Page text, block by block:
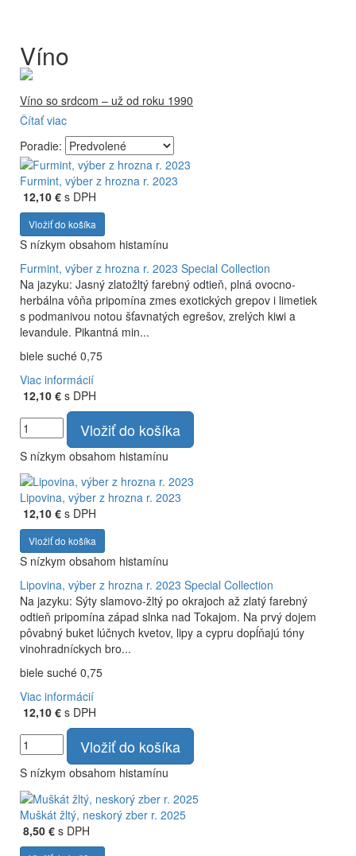
Víno
Víno so srdcom – už od roku 1990
Firma Ostrožovič je najstaršou privátnou firmou na
slovenskom Tokaji.
Vyrábame kvalitné odrodové a výberové vína. Ako prví sme
priniesli na slovenský trh sólo spracované vína z tokajských
odrôd Furmint, Lipovina a Muškát žltý reduktívnou
technológiou. Hrozno spracúvame najmodernejšími
technológiami, vrátane riadenej fermentácie.
Čítať viac
Poradie:
Furmint, výber z hrozna r. 2023
12,10 € s DPH
Vložiť do košíka
S nízkym obsahom histamínu
Furmint, výber z hrozna r. 2023 Special Collection
Na jazyku: Jasný zlatožltý farebný odtieň, plná ovocno-
herbálna vôňa pripomína zmes exotických grepov i limetiek
s podmanivou notou šťavnatých egrešov, zrelých kiwi a
levandule. Pikantná min...
biele suché 0,75
Viac informácií
12,10 € s DPH
Vložiť do košíka
S nízkym obsahom histamínu
Lipovina, výber z hrozna r. 2023
12,10 € s DPH
Vložiť do košíka
S nízkym obsahom histamínu
Lipovina, výber z hrozna r. 2023 Special Collection
Na jazyku: Sýty slamovo-žltý po okrajoch až zlatý farebný
odtieň pripomína západ slnka nad Tokajom. Na prvý dojem
pôvabný buket lúčnych kvetov, lipy a cypru dopĺňajú tóny
vinohradníckych bro...
biele suché 0,75
Viac informácií
12,10 € s DPH
Vložiť do košíka
S nízkym obsahom histamínu
Muškát žltý, neskorý zber r. 2025
8,50 € s DPH